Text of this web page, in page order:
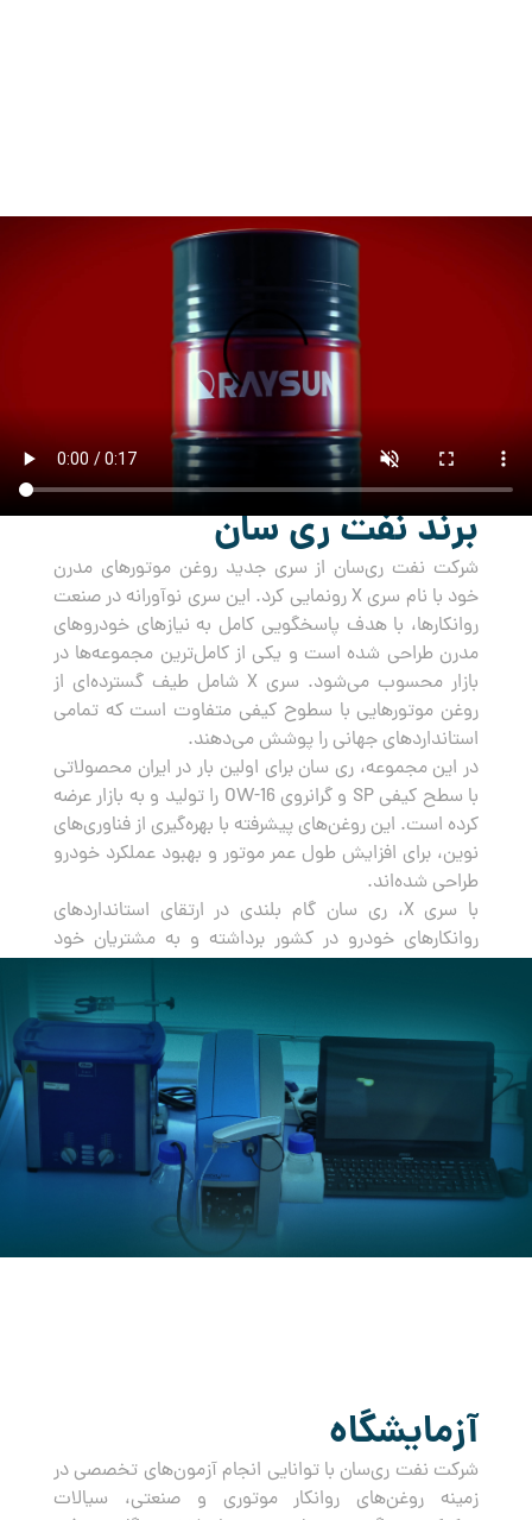
برند نفت ری سان
شرکت نفت ری‌سان از سری جدید روغن‌ موتورهای مدرن
خود با نام سری X رونمایی کرد. این سری نوآورانه در صنعت
روانکارها، با هدف پاسخگویی کامل به نیازهای خودروهای
مدرن طراحی شده است و یکی از کامل‌ترین مجموعه‌ها در
بازار محسوب می‌شود. سری X شامل طیف گسترده‌ای از
روغن‌ موتورهایی با سطوح کیفی متفاوت است که تمامی
استانداردهای جهانی را پوشش می‌دهند.
در این مجموعه، ری سان برای اولین بار در ایران محصولاتی
با سطح کیفی SP و گرانروی OW-16 را تولید و به بازار عرضه
کرده است. این روغن‌های پیشرفته با بهره‌گیری از فناوری‌های
نوین، برای افزایش طول عمر موتور و بهبود عملکرد خودرو
طراحی شده‌اند.
با سری X، ری سان گام بلندی در ارتقای استانداردهای
روانکارهای خودرو در کشور برداشته و به مشتریان خود
آزمایشگاه
شرکت نفت ری‌سان با توانایی انجام آزمون‌های تخصصی در
زمینه روغن‌های روانکار موتوری و صنعتی، سیالات